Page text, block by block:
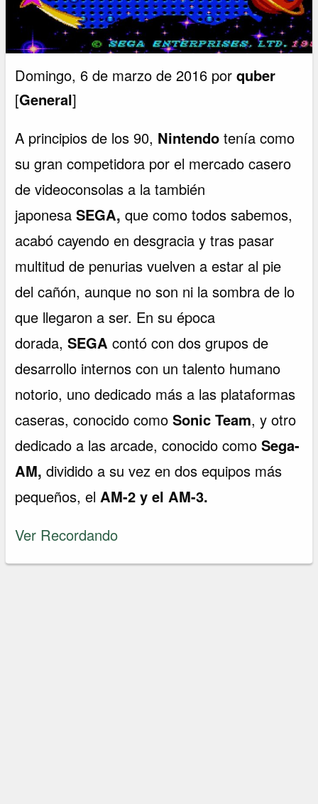
Domingo, 6 de marzo de 2016 porquber
[General]
A principios de los 90, Nintendotenía como
su gran competidora por el mercado casero
de videoconsolas a la también
japonesaSEGA, que como todos sabemos,
acabó cayendo en desgracia y tras pasar
multitud de penurias vuelven a estar al pie
del cañón, aunque no son ni la sombra de lo
que llegaron a ser. En su época
dorada,SEGAcontó con dos grupos de
desarrollo internos con un talento humano
notorio, uno dedicado más a las plataformas
caseras, conocido comoSonic Team, y otro
dedicado a las arcade, conocido comoSega-
AM,dividido a su vez en dos equipos más
pequeños, elAM-2 y el AM-3.
Ver Recordando